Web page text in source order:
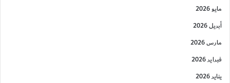
مايو 2026
أبريل 2026
مارس 2026
فبراير 2026
يناير 2026